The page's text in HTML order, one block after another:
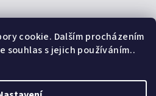
cookie. Dalším procházením
s jejich používáním..